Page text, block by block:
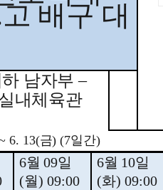
고 배구 대
남자부–
내체육관
6. 13(금) (7일간)
6월09일
(월) 09:00
6월 10일
(화) 09:00